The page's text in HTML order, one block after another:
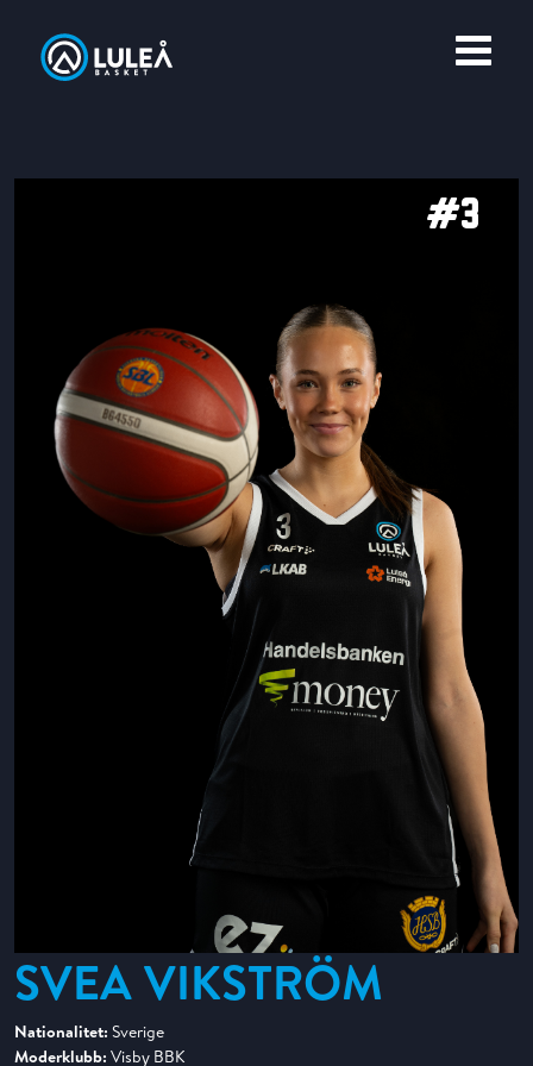
MERCH
#3
SVEA VIKSTRÖM
Nationalitet: Sverige
Moderklubb: Visby BBK